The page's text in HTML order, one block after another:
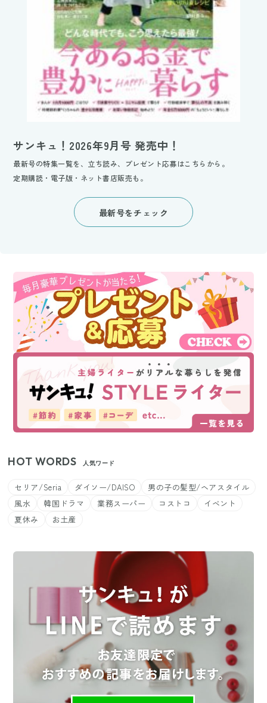
サンキュ！2026年9月号 発売中！
最新号の特集一覧を、立ち読み、プレゼント応募はこちらから。
定期購読・電子版・ネット書店販売も。
最新号をチェック
HOT WORDS 人気ワード
セリア/Seria ダイソー/DAISO
男の子の髪型/ヘアスタイル
風水
韓国ドラマ 業務スーパー コストコ
イベント
夏休み
お土産